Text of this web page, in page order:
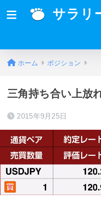
サラリ
ホーム ポジション
三角持ち合い上放
2015年9月25日